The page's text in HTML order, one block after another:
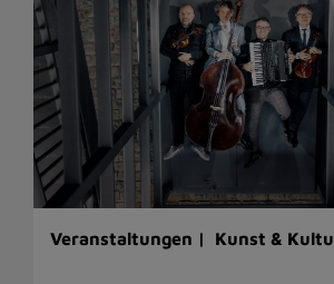
Veranstaltungen | Kunst &